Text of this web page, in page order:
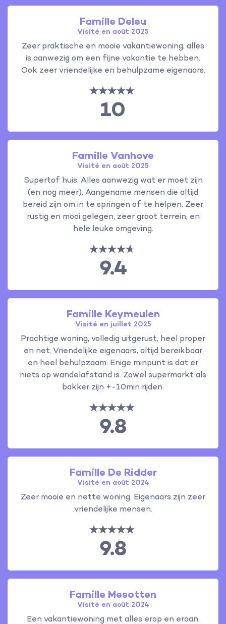
Famille Deleu
Visité en août 2025
Zeer praktische en mooie vakantiewoning, alles
is aanwezig om een fijne vakantie te hebben.
Ook zeer vriendelijke en behulpzame eigenaars.
10
Famille Vanhove
Visité en août 2025
Supertof huis. Alles aanwezig wat er moet zijn
(en nog meer). Aangename mensen die altijd
bereid zijn om in te springen of te helpen. Zeer
rustig en mooi gelegen, zeer groot terrein, en
hele leuke omgeving.
9.4
Famille Keymeulen
Visité en juillet 2025
Prachtige woning, volledig uitgerust, heel proper
en net. Vriendelijke eigenaars, altijd bereikbaar
en heel behulpzaam. Enige minpunt is dat er
niets op wandelafstand is. Zowel supermarkt als
bakker zijn +-10min rijden.
9.8
Famille De Ridder
Visité en août 2024
Zeer mooie en nette woning. Eigenaars zijn zeer
vriendelijke mensen.
9.8
Famille Mesotten
Visité en août 2024
Een vakantiewoning met alles erop en eraan.